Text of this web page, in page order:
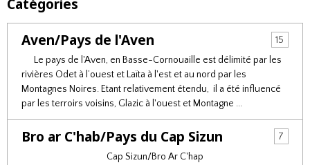
Catégories
Aven/Pays de l'Aven
15
Le pays de l'Aven, en Basse-Cornouaille est délimité par les
rivières Odet à l’ouest et Laïta à l'est et au nord par les
Montagnes Noires. Etant relativement étendu, il a été influencé
par les terroirs voisins, Glazic à l'ouest et Montagne ...
Bro ar C'hab/Pays du Cap Sizun
7
Cap Sizun/Bro Ar C'hap